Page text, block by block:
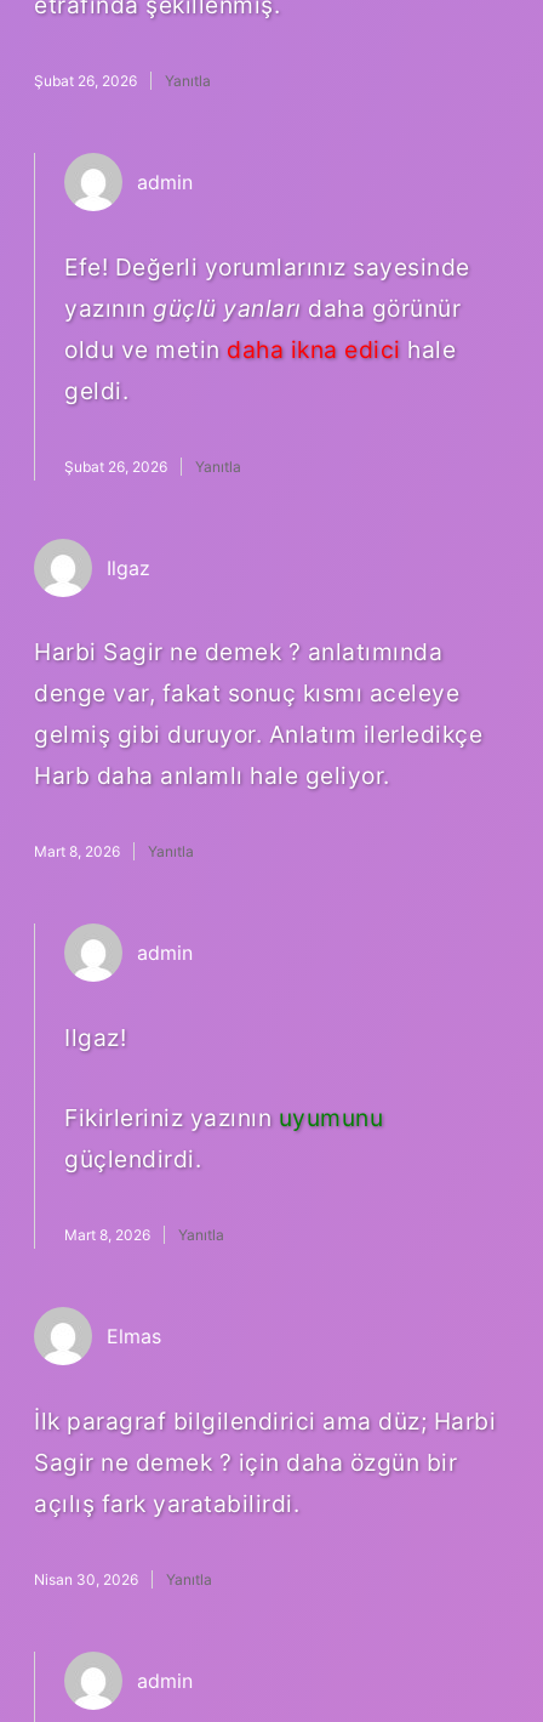
Şubat 26, 2026 Yanıtla
admin
Efe! Değerli yorumlarınız sayesinde
yazının güçlü yanları daha görünür
oldu ve metin daha ikna edici hale
geldi.
Şubat 26, 2026 Yanıtla
Ilgaz
Harbi Sagir ne demek ? anlatımında
denge var, fakat sonuç kısmı aceleye
gelmiş gibi duruyor. Anlatım ilerledikçe
Harb daha anlamlı hale geliyor.
Mart 8, 2026 Yanıtla
admin
Ilgaz!
Fikirleriniz yazının uyumunu
güçlendirdi.
Mart 8, 2026 Yanıtla
Elmas
İlk paragraf bilgilendirici ama düz; Harbi
Sagir ne demek ? için daha özgün bir
açılış fark yaratabilirdi.
Nisan 30, 2026 Yanıtla
admin